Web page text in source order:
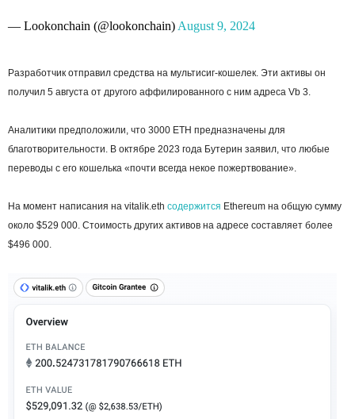
— Lookonchain (@lookonchain) August 9, 2024
Разработчик отправил средства на мультисиг-кошелек. Эти активы он
получил 5 августа от другого аффилированного с ним адреса Vb 3.
Аналитики предположили, что 3000 ETH предназначены для
благотворительности. В октябре 2023 года Бутерин заявил, что любые
переводы с его кошелька «почти всегда некое пожертвование».
На момент написания на vitalik.eth содержится Ethereum на общую сумму
около $529 000. Стоимость других активов на адресе составляет более
$496 000.